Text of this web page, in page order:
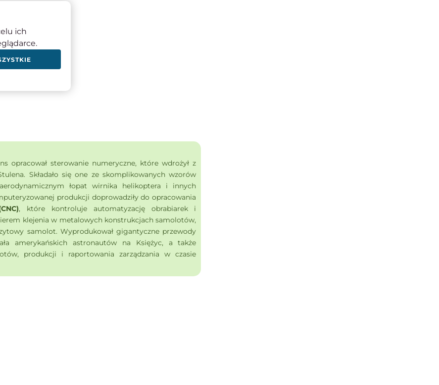
opracował sterowanie numeryczne, które wdrożył z
Składało się one ze skomplikowanych wzorów
łopat wirnika helikoptera i innych
produkcji doprowadziły do opracowania
, które kontroluje automatyzację obrabiarek i
klejenia w metalowych konstrukcjach samolotów,
samolot. Wyprodukował gigantyczne przewody
amerykańskich astronautów na Księżyc, a także
produkcji i raportowania zarządzania w czasie
ich